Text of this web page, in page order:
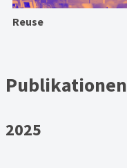
Reuse
Publikationen
2025